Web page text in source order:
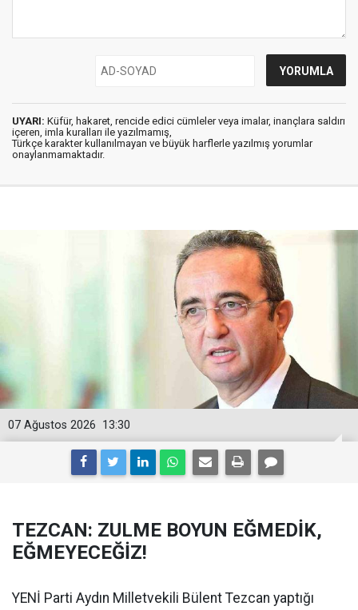
UYARI: Küfür, hakaret, rencide edici cümleler veya imalar, inançlara saldırı
içeren, imla kuralları ile yazılmamış,
Türkçe karakter kullanılmayan ve büyük harflerle yazılmış yorumlar
onaylanmamaktadır.
13:30
07 Ağustos 2026
TEZCAN: ZULME BOYUN EĞMEDİK,
EĞMEYECEĞİZ!
YENİ Parti Aydın Milletvekili Bülent Tezcan yaptığı